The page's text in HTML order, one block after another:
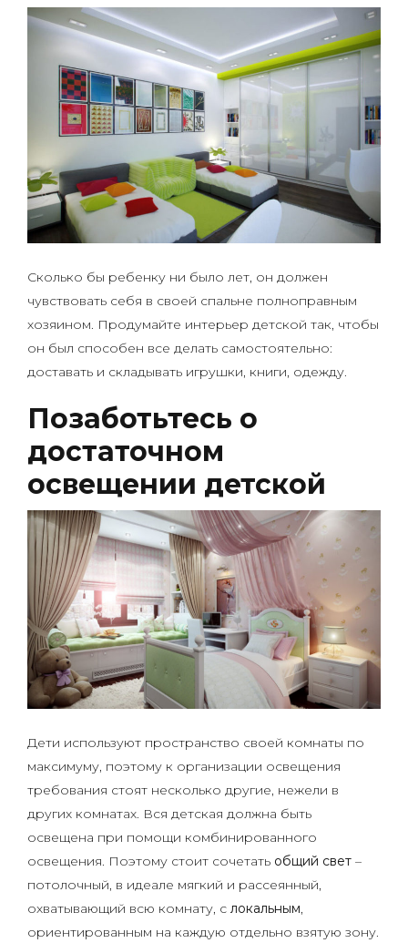
Сколько бы ребенку ни было лет, он должен
чувствовать себя в своей спальне полноправным
хозяином. Продумайте интерьер детской так, чтобы
он был способен все делать самостоятельно:
доставать и складывать игрушки, книги, одежду.
Позаботьтесь о
достаточном
освещении детской
Дети используют пространство своей комнаты по
максимуму, поэтому к организации освещения
требования стоят несколько другие, нежели в
других комнатах. Вся детская должна быть
освещена при помощи комбинированного
освещения. Поэтому стоит сочетать общий свет –
потолочный, в идеале мягкий и рассеянный,
охватывающий всю комнату, с локальным,
ориентированным на каждую отдельно взятую зону.